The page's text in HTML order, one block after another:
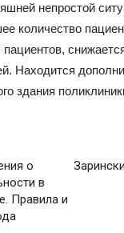
непростой
количество
Находится
здания
о
в
Правила и